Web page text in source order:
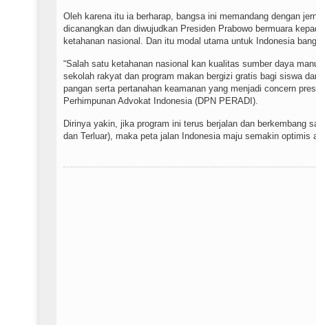
Oleh karena itu ia berharap, bangsa ini memandang dengan
dicanangkan dan diwujudkan Presiden Prabowo bermuara
ketahanan nasional. Dan itu modal utama untuk Indonesia
“Salah satu ketahanan nasional kan kualitas sumber daya
sekolah rakyat dan program makan bergizi gratis bagi siswa
pangan serta pertanahan keamanan yang menjadi concern
Perhimpunan Advokat Indonesia (DPN PERADI).
Dirinya yakin, jika program ini terus berjalan dan berkembang
dan Terluar), maka peta jalan Indonesia maju semakin optimis